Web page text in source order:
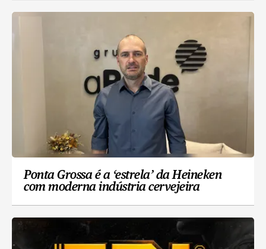
Ponta Grossa é a ‘estrela’ da Heineken
com moderna indústria cervejeira